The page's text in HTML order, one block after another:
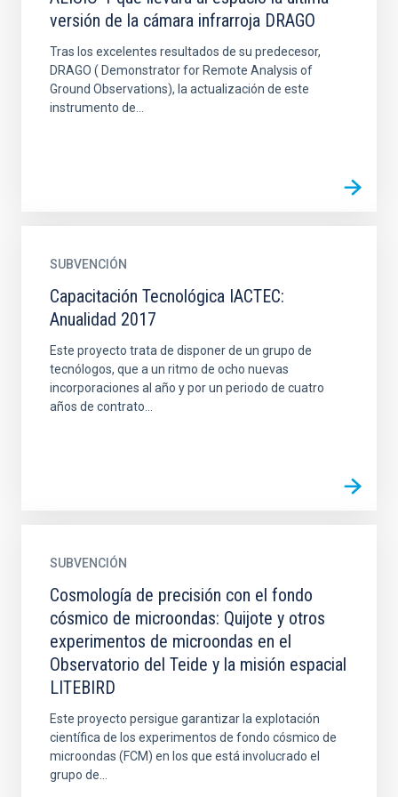
versión de la cámara infrarroja DRAGO
Tras los excelentes resultados de su predecesor,
DRAGO ( Demonstrator for Remote Analysis of
Ground Observations), la actualización de este
instrumento de...
SUBVENCIÓN
Capacitación Tecnológica IACTEC:
Anualidad 2017
Este proyecto trata de disponer de un grupo de
tecnólogos, que a un ritmo de ocho nuevas
incorporaciones al año y por un periodo de cuatro
años de contrato...
SUBVENCIÓN
Cosmología de precisión con el fondo
cósmico de microondas: Quijote y otros
experimentos de microondas en el
Observatorio del Teide y la misión espacial
LITEBIRD
Este proyecto persigue garantizar la explotación
científica de los experimentos de fondo cósmico de
microondas (FCM) en los que está involucrado el
grupo de...